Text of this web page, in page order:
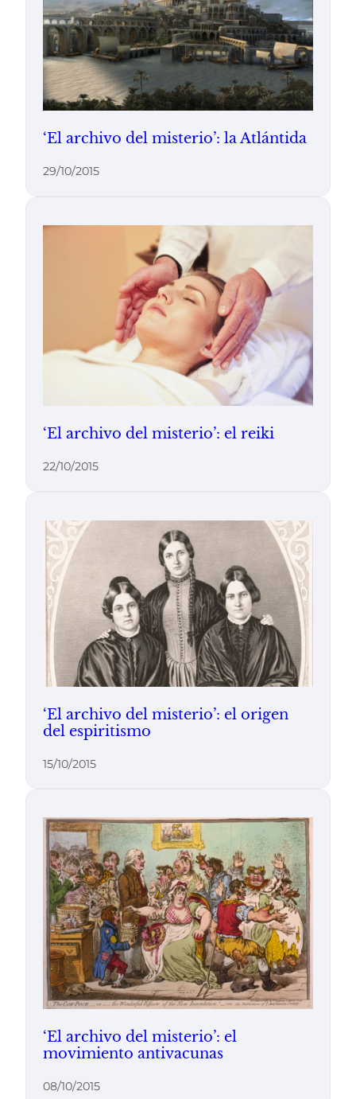
‘El archivo del misterio’: la Atlántida
29/10/2015
‘El archivo del misterio’: el reiki
22/10/2015
‘El archivo del misterio’: el origen
del espiritismo
15/10/2015
‘El archivo del misterio’: el
movimiento antivacunas
08/10/2015